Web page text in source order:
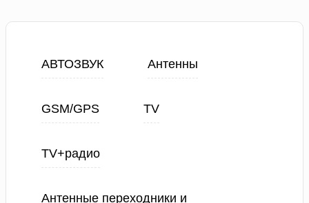
АВТОЗВУК Антенны
GSM/GPS TV
TV+радио
Антенные переходники и